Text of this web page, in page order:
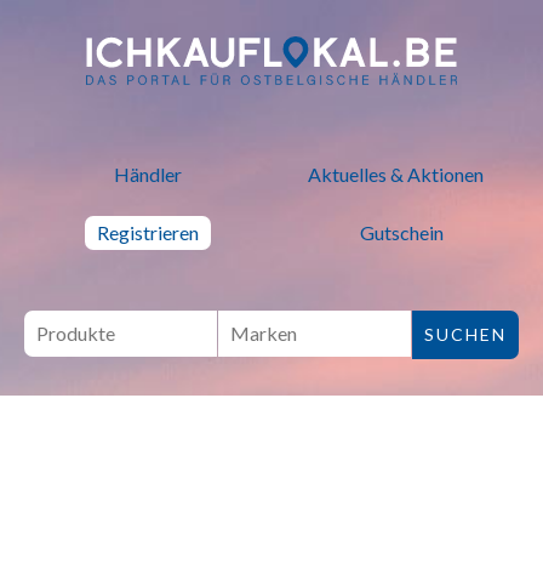
ich kauf lokal - Bei lokalen
Händler Aktuelles & Aktionen
Registrieren Gutschein